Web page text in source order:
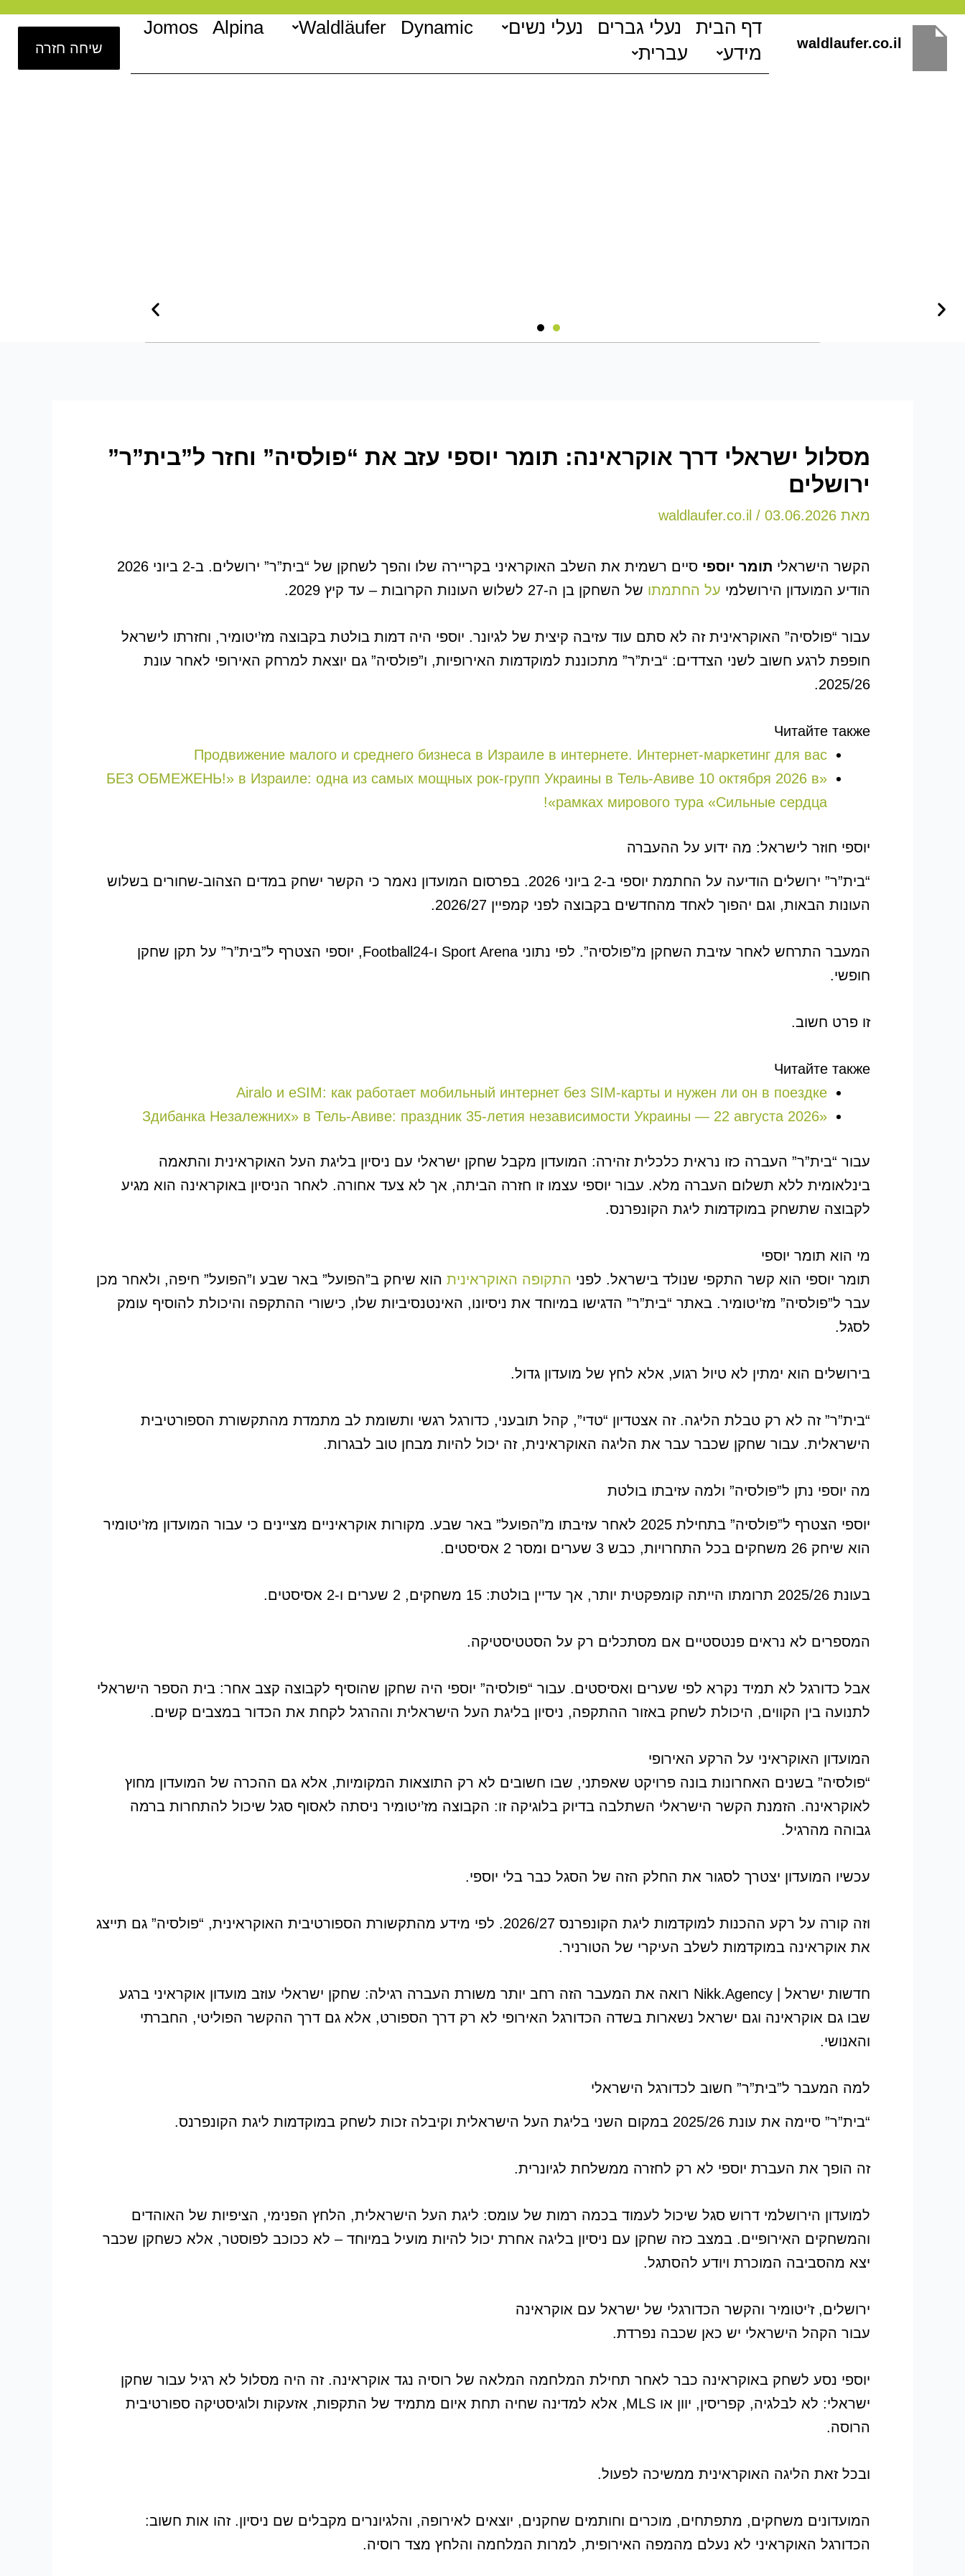
דילוג
לתוכן
waldlaufer.co.il
דף הבית נעלי גברים נעלי נשים Dynamic
Waldläufer
Alpina
Jomos
מידע
עברית שיחה חזרה
מסלול ישראלי דרך אוקראינה: תומר יוספי עזב את “פולסיה” וחזר ל”בית”ר”
ירושלים
מאת waldlaufer.co.il / 03.06.2026
הקשר הישראלי תומר יוספי
סיים רשמית את השלב האוקראיני בקריירה שלו והפך לשחקן של “בית”ר” ירושלים. ב-2 ביוני 2026
הודיע המועדון הירושלמי על החתמתו של השחקן בן ה-27 לשלוש העונות הקרובות – עד קיץ 2029.
עבור “פולסיה” האוקראינית זה לא סתם עוד עזיבה קיצית של לגיונר. יוספי היה דמות בולטת בקבוצה מז’יטומיר, וחזרתו לישראל
חופפת לרגע חשוב לשני הצדדים: “בית”ר” מתכוננת למוקדמות האירופיות, ו”פולסיה” גם יוצאת למרחק האירופי לאחר עונת
2025/26.
Читайте также
Продвижение малого и среднего бизнеса в Израиле в интернете. Интернет-маркетинг для вас
«БЕЗ ОБМЕЖЕНЬ!» в Израиле: одна из самых мощных рок-групп Украины в Тель-Авиве 10 октября 2026 в
рамках мирового тура «Сильные сердца»!
יוספי חוזר לישראל: מה ידוע על ההעברה
“בית”ר” ירושלים הודיעה על החתמת יוספי ב-2 ביוני 2026. בפרסום המועדון נאמר כי הקשר ישחק במדים הצהוב-שחורים בשלוש
העונות הבאות, וגם יהפוך לאחד מהחדשים בקבוצה לפני קמפיין 2026/27.
המעבר התרחש לאחר עזיבת השחקן מ”פולסיה”. לפי נתוני Sport Arena ו-Football24, יוספי הצטרף ל”בית”ר” על תקן שחקן
חופשי.
זו פרט חשוב.
Читайте также
Airalo и eSIM: как работает мобильный интернет без SIM-карты и нужен ли он в поездке
«Здибанка Незалежних» в Тель-Авиве: праздник 35-летия независимости Украины — 22 августа 2026
עבור “בית”ר” העברה כזו נראית כלכלית זהירה: המועדון מקבל שחקן ישראלי עם ניסיון בליגת העל האוקראינית והתאמה
בינלאומית ללא תשלום העברה מלא. עבור יוספי עצמו זו חזרה הביתה, אך לא צעד אחורה. לאחר הניסיון באוקראינה הוא מגיע
לקבוצה שתשחק במוקדמות ליגת הקונפרנס.
מי הוא תומר יוספי
תומר יוספי הוא קשר התקפי שנולד בישראל. לפני התקופה האוקראינית הוא שיחק ב”הפועל” באר שבע ו”הפועל” חיפה, ולאחר מכן
עבר ל”פולסיה” מז’יטומיר. באתר “בית”ר” הדגישו במיוחד את ניסיונו, האינטנסיביות שלו, כישורי ההתקפה והיכולת להוסיף עומק
לסגל.
בירושלים הוא ימתין לא טיול רגוע, אלא לחץ של מועדון גדול.
“בית”ר” זה לא רק טבלת הליגה. זה אצטדיון “טדי”, קהל תובעני, כדורגל רגשי ותשומת לב מתמדת מהתקשורת הספורטיבית
הישראלית. עבור שחקן שכבר עבר את הליגה האוקראינית, זה יכול להיות מבחן טוב לבגרות.
מה יוספי נתן ל”פולסיה” ולמה עזיבתו בולטת
יוספי הצטרף ל”פולסיה” בתחילת 2025 לאחר עזיבתו מ”הפועל” באר שבע. מקורות אוקראיניים מציינים כי עבור המועדון מז’יטומיר
הוא שיחק 26 משחקים בכל התחרויות, כבש 3 שערים ומסר 2 אסיסטים.
בעונת 2025/26 תרומתו הייתה קומפקטית יותר, אך עדיין בולטת: 15 משחקים, 2 שערים ו-2 אסיסטים.
המספרים לא נראים פנטסטיים אם מסתכלים רק על הסטטיסטיקה.
אבל כדורגל לא תמיד נקרא לפי שערים ואסיסטים. עבור “פולסיה” יוספי היה שחקן שהוסיף לקבוצה קצב אחר: בית הספר הישראלי
לתנועה בין הקווים, היכולת לשחק באזור ההתקפה, ניסיון בליגת העל הישראלית וההרגל לקחת את הכדור במצבים קשים.
המועדון האוקראיני על הרקע האירופי
“פולסיה” בשנים האחרונות בונה פרויקט שאפתני, שבו חשובים לא רק התוצאות המקומיות, אלא גם ההכרה של המועדון מחוץ
לאוקראינה. הזמנת הקשר הישראלי השתלבה בדיוק בלוגיקה זו: הקבוצה מז’יטומיר ניסתה לאסוף סגל שיכול להתחרות ברמה
גבוהה מהרגיל.
עכשיו המועדון יצטרך לסגור את החלק הזה של הסגל כבר בלי יוספי.
וזה קורה על רקע ההכנות למוקדמות ליגת הקונפרנס 2026/27. לפי מידע מהתקשורת הספורטיבית האוקראינית, “פולסיה” גם תייצג
את אוקראינה במוקדמות לשלב העיקרי של הטורניר.
חדשות ישראל | Nikk.Agency רואה את המעבר הזה רחב יותר משורת העברה רגילה: שחקן ישראלי עוזב מועדון אוקראיני ברגע
שבו גם אוקראינה וגם ישראל נשארות בשדה הכדורגל האירופי לא רק דרך הספורט, אלא גם דרך ההקשר הפוליטי, החברתי
והאנושי.
למה המעבר ל”בית”ר” חשוב לכדורגל הישראלי
“בית”ר” סיימה את עונת 2025/26 במקום השני בליגת העל הישראלית וקיבלה זכות לשחק במוקדמות ליגת הקונפרנס.
זה הופך את העברת יוספי לא רק לחזרה ממשלחת לגיונרית.
למועדון הירושלמי דרוש סגל שיכול לעמוד בכמה רמות של עומס: ליגת העל הישראלית, הלחץ הפנימי, הציפיות של האוהדים
והמשחקים האירופיים. במצב כזה שחקן עם ניסיון בליגה אחרת יכול להיות מועיל במיוחד – לא ככוכב לפוסטר, אלא כשחקן שכבר
יצא מהסביבה המוכרת ויודע להסתגל.
ירושלים, ז’יטומיר והקשר הכדורגלי של ישראל עם אוקראינה
עבור הקהל הישראלי יש כאן שכבה נפרדת.
יוספי נסע לשחק באוקראינה כבר לאחר תחילת המלחמה המלאה של רוסיה נגד אוקראינה. זה היה מסלול לא רגיל עבור שחקן
ישראלי: לא לבלגיה, קפריסין, יוון או MLS, אלא למדינה שחיה תחת איום מתמיד של התקפות, אזעקות ולוגיסטיקה ספורטיבית
הרוסה.
ובכל זאת הליגה האוקראינית ממשיכה לפעול.
המועדונים משחקים, מתפתחים, מוכרים וחותמים שחקנים, יוצאים לאירופה, והלגיונרים מקבלים שם ניסיון. זהו אות חשוב:
הכדורגל האוקראיני לא נעלם מהמפה האירופית, למרות המלחמה והלחץ מצד רוסיה.